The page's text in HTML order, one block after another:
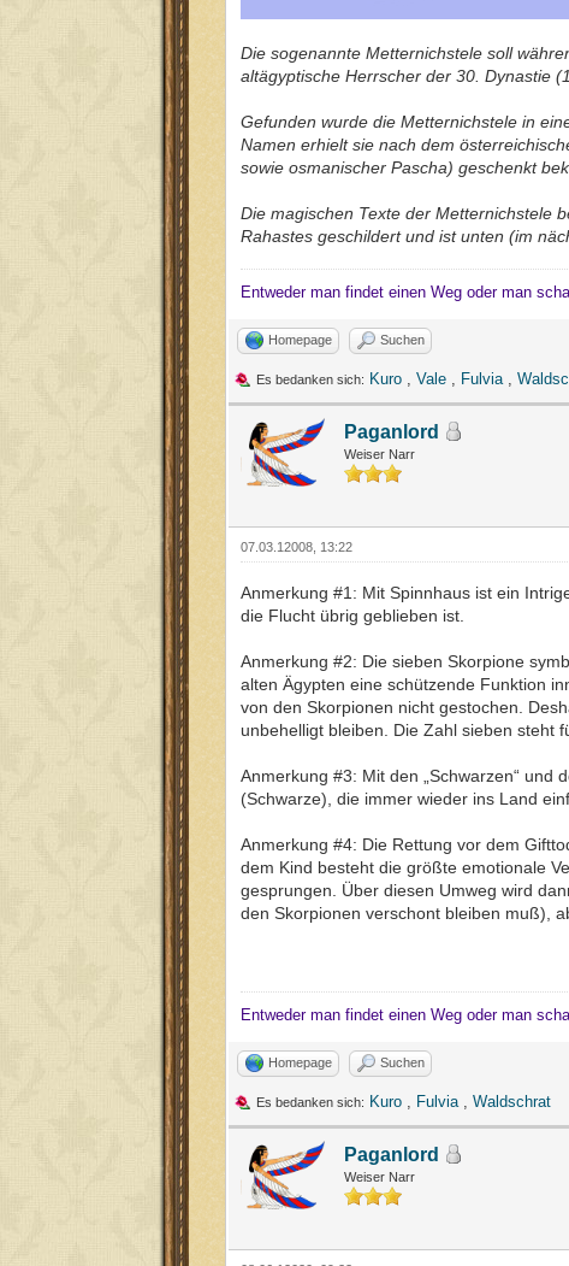
Die sogenannte Metternichstele soll
altägyptische Herrscher der 30. Dynastie
Gefunden wurde die Metternichstele in
Namen erhielt sie nach dem
sowie osmanischer Pascha) geschenkt
Die magischen Texte der Metternichstele
Rahastes geschildert und ist unten (im
Entweder man findet einen Weg oder man
Homepage Suchen
Es bedanken sich: Kuro Vale Fulvia
Paganlord
Weiser Narr
07.03.12008, 13:22
Anmerkung #1: Mit Spinnhaus ist ein
die Flucht übrig geblieben ist.
Anmerkung #2: Die sieben Skorpione
alten Ägypten eine schützende Funktion
von den Skorpionen nicht gestochen.
unbehelligt bleiben. Die Zahl sieben steht
Anmerkung #3: Mit den „Schwarzen“ und
(Schwarze), die immer wieder ins Land
Anmerkung #4: Die Rettung vor dem
dem Kind besteht die größte emotionale
gesprungen. Über diesen Umweg wird
den Skorpionen verschont bleiben muß),
Entweder man findet einen Weg oder man
Homepage Suchen
Es bedanken sich: Kuro Fulvia Waldschrat
Paganlord
Weiser Narr